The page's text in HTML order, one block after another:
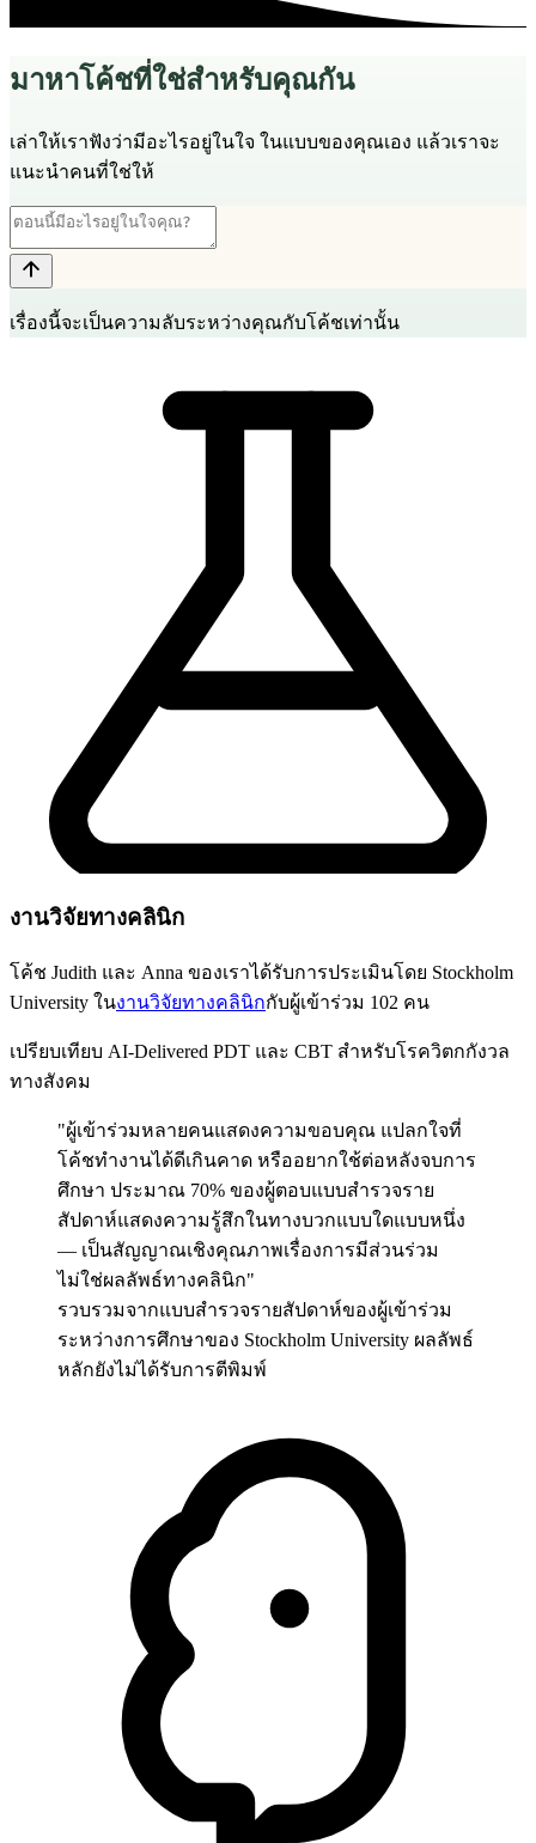
มาหาโค้ชที่ใช่สำหรับคุณกัน
เล่าให้เราฟังว่ามีอะไรอยู่ในใจ ในแบบของคุณเอง แล้วเราจะ
แนะนำคนที่ใช่ให้
เรื่องนี้จะเป็นความลับระหว่างคุณกับโค้ชเท่านั้น
งานวิจัยทางคลินิก
โค้ช Judith และ Anna ของเราได้รับการประเมินโดย Stockholm
University ในงานวิจัยทางคลินิกกับผู้เข้าร่วม 102 คน
เปรียบเทียบ AI-Delivered PDT และ CBT สำหรับโรควิตกกังวล
ทางสังคม
"ผู้เข้าร่วมหลายคนแสดงความขอบคุณ แปลกใจที่
โค้ชทำงานได้ดีเกินคาด หรืออยากใช้ต่อหลังจบการ
ศึกษา ประมาณ 70% ของผู้ตอบแบบสำรวจราย
สัปดาห์แสดงความรู้สึกในทางบวกแบบใดแบบหนึ่ง
— เป็นสัญญาณเชิงคุณภาพเรื่องการมีส่วนร่วม
ไม่ใช่ผลลัพธ์ทางคลินิก"
รวบรวมจากแบบสำรวจรายสัปดาห์ของผู้เข้าร่วม
ระหว่างการศึกษาของ Stockholm University ผลลัพธ์
หลักยังไม่ได้รับการตีพิมพ์